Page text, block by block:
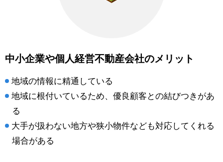
中小企業や個人経営不動産会社のメリット
地域の情報に精通している
地域に根付いているため、優良顧客との結びつきがあ
る
大手が扱わない地方や狭小物件なども対応してくれる
場合がある